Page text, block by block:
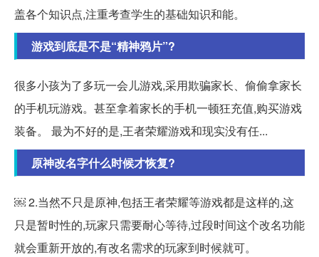
盖各个知识点,注重考查学生的基础知识和能。
游戏到底是不是“精神鸦片”?
很多小孩为了多玩一会儿游戏,采用欺骗家长、偷偷拿家长
的手机玩游戏。甚至拿着家长的手机一顿狂充值,购买游戏
装备。 最为不好的是,王者荣耀游戏和现实没有任...
原神改名字什么时候才恢复?
￼ 2.当然不只是原神,包括王者荣耀等游戏都是这样的,这
只是暂时性的,玩家只需要耐心等待,过段时间这个改名功能
就会重新开放的,有改名需求的玩家到时候就可。